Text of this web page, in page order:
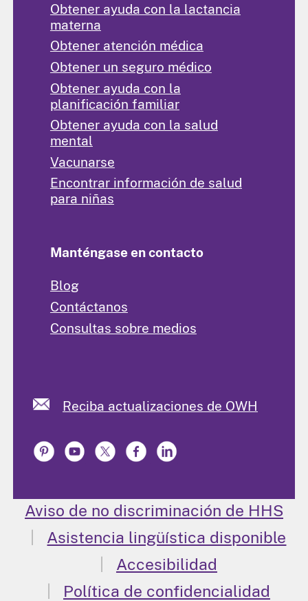
Obtener ayuda con la lactancia
materna
Obtener atención médica
Obtener un seguro médico
Obtener ayuda con la
planificación familiar
Obtener ayuda con la salud
mental
Vacunarse
Encontrar información de salud
para niñas
Manténgase en contacto
Blog
Contáctanos
Consultas sobre medios
Reciba actualizaciones de OWH
Aviso de no discriminación de HHS
Asistencia lingüística disponible
Accesibilidad
Política de confidencialidad